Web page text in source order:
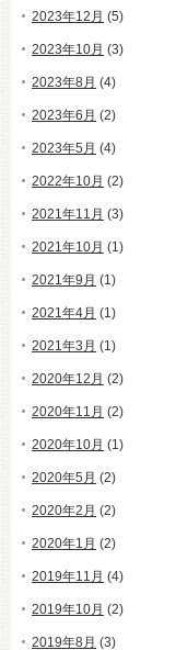
2023年12月 (5)
2023年10月 (3)
2023年8月 (4)
2023年6月 (2)
2023年5月 (4)
2022年10月 (2)
2021年11月 (3)
2021年10月 (1)
2021年9月 (1)
2021年4月 (1)
2021年3月 (1)
2020年12月 (2)
2020年11月 (2)
2020年10月 (1)
2020年5月 (2)
2020年2月 (2)
2020年1月 (2)
2019年11月 (4)
2019年10月 (2)
2019年8月 (3)